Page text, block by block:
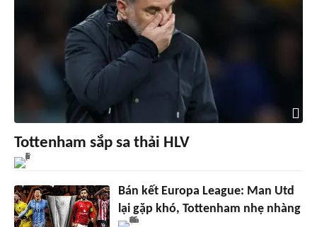
Tottenham sắp sa thải HLV
Bán kết Europa League: Man Utd
lại gặp khó, Tottenham nhẹ nhàng